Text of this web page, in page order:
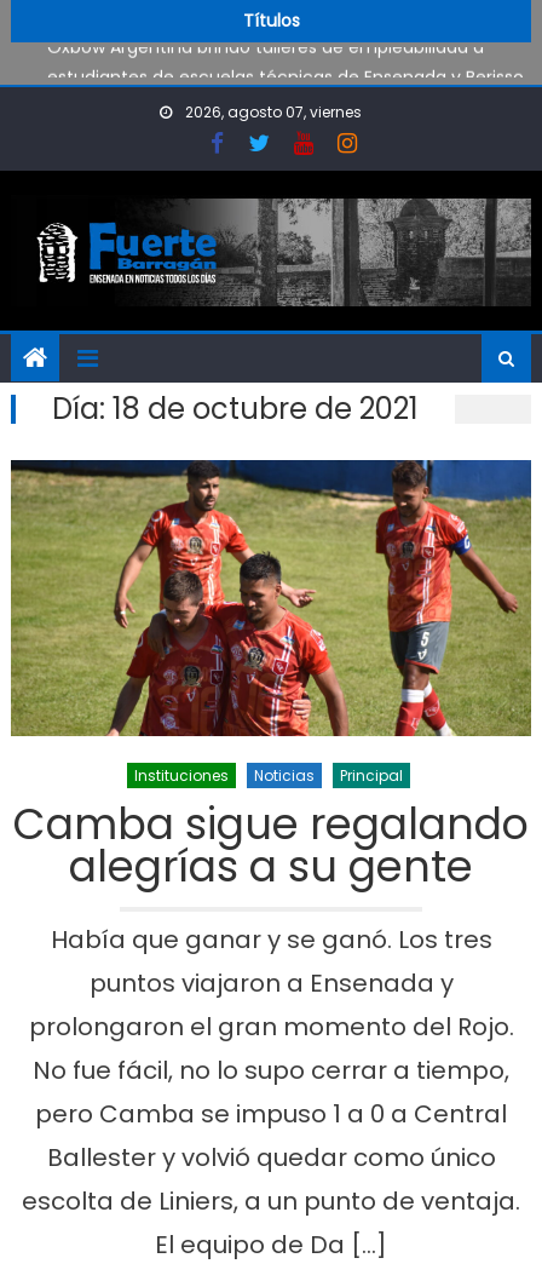
Títulos
estudiantes de escuelas técnicas de Ensenada y Berisso
Operativo de limpieza de desagües en Punta Lara
Estaciones de bombeo funcionan a pleno por las lluvias
Visita al Destacamento de Bomberos de Punta Lara
OPINIÓN: ¿Hasta cuándo vamos a soportar todo esto?
2026, agosto 07, viernes
Día: 18 de octubre de 2021
Instituciones Noticias Principal
Camba sigue regalando
alegrías a su gente
Había que ganar y se ganó. Los tres
puntos viajaron a Ensenada y
prolongaron el gran momento del Rojo.
No fue fácil, no lo supo cerrar a tiempo,
pero Camba se impuso 1 a 0 a Central
Ballester y volvió quedar como único
escolta de Liniers, a un punto de ventaja.
El equipo de Da […]